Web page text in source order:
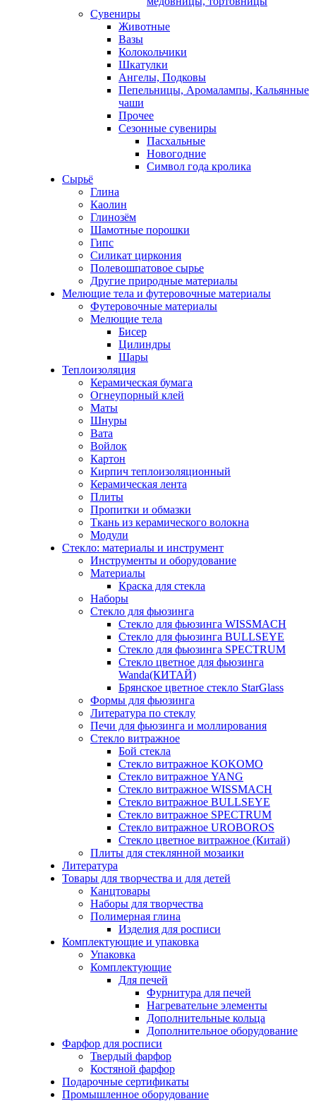
Сувениры
Животные
Вазы
Колокольчики
Шкатулки
Ангелы, Подковы
Пепельницы, Аромалампы, Кальянные
чаши
Прочее
Сезонные сувениры
Пасхальные
Новогодние
Символ года кролика
Сырьё
Глина
Каолин
Глинозём
Шамотные порошки
Гипс
Силикат циркония
Полевошпатовое сырье
Другие природные материалы
Мелющие тела и футеровочные материалы
Футеровочные материалы
Мелющие тела
Бисер
Цилиндры
Шары
Теплоизоляция
Керамическая бумага
Огнеупорный клей
Маты
Шнуры
Вата
Войлок
Картон
Кирпич теплоизоляционный
Керамическая лента
Плиты
Пропитки и обмазки
Ткань из керамического волокна
Модули
Стекло: материалы и инструмент
Инструменты и оборудование
Материалы
Краска для стекла
Наборы
Стекло для фьюзинга
Стекло для фьюзинга WISSMACH
Стекло для фьюзинга BULLSEYE
Стекло для фьюзинга SPECTRUM
Стекло цветное для фьюзинга
Wanda(КИТАЙ)
Брянское цветное стекло StarGlass
Формы для фьюзинга
Литература по стеклу
Печи для фьюзинга и моллирования
Стекло витражное
Бой стекла
Стекло витражное KOKOMO
Стекло витражное YANG
Стекло витражное WISSMACH
Стекло витражное BULLSEYE
Стекло витражное SPECTRUM
Стекло витражное UROBOROS
Стекло цветное витражное (Китай)
Плиты для стеклянной мозаики
Литература
Товары для творчества и для детей
Канцтовары
Наборы для творчества
Полимерная глина
Изделия для росписи
Комплектующие и упаковка
Упаковка
Комплектующие
Для печей
Фурнитура для печей
Нагревательне элементы
Дополнительные кольца
Дополнительное оборудование
Фарфор для росписи
Твердый фарфор
Костяной фарфор
Подарочные сертификаты
Промышленное оборудование